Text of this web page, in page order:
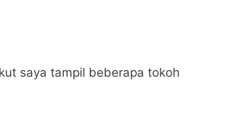
saya tampil beberapa tokoh